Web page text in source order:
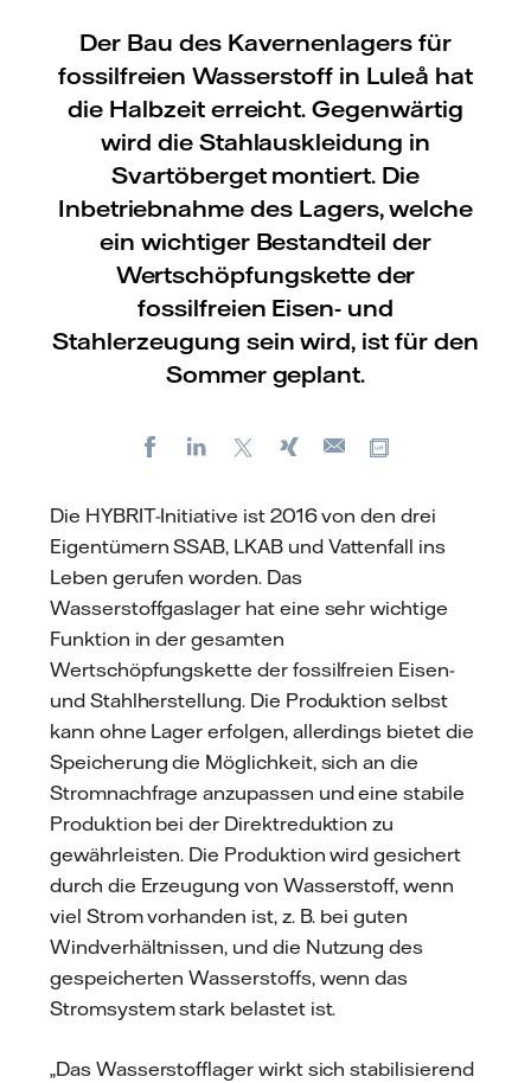
Der Bau des Kavernenlagers für
fossilfreien Wasserstoff in Luleå hat
die Halbzeit erreicht. Gegenwärtig
wird die Stahlauskleidung in
Svartöberget montiert. Die
Inbetriebnahme des Lagers, welche
ein wichtiger Bestandteil der
Wertschöpfungskette der
fossilfreien Eisen- und
Stahlerzeugung sein wird, ist für den
Sommer geplant.
FacebookLinkedIn Xing
E-
Die HYBRIT-Initiative ist 2016 von den drei
Eigentümern SSAB, LKAB und Vattenfall ins
Leben gerufen worden. Das
Wasserstoffgaslager hat eine sehr wichtige
Funktion in der gesamten
Wertschöpfungskette der fossilfreien Eisen-
und Stahlherstellung. Die Produktion selbst
kann ohne Lager erfolgen, allerdings bietet die
Speicherung die Möglichkeit, sich an die
Stromnachfrage anzupassen und eine stabile
Produktion bei der Direktreduktion zu
gewährleisten. Die Produktion wird gesichert
durch die Erzeugung von Wasserstoff, wenn
viel Strom vorhanden ist, z. B. bei guten
Windverhältnissen, und die Nutzung des
gespeicherten Wasserstoffs, wenn das
Stromsystem stark belastet ist.
„Das Wasserstofflager wirkt sich stabilisierend